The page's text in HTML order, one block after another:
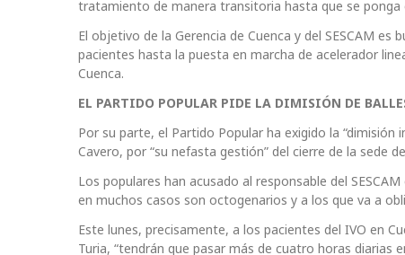
tratamiento de manera transitoria hasta que se ponga
El objetivo de la Gerencia de Cuenca y del SESCAM
pacientes hasta la puesta en marcha de acelerador
Cuenca.
EL PARTIDO POPULAR PIDE LA DIMISIÓN DE
Por su parte, el Partido Popular ha exigido la
Cavero, por “su nefasta gestión” del cierre de la sede
Los populares han acusado al responsable del
en muchos casos son octogenarios y a los que va a
Este lunes, precisamente, a los pacientes del IVO en
Turia, “tendrán que pasar más de cuatro horas diarias